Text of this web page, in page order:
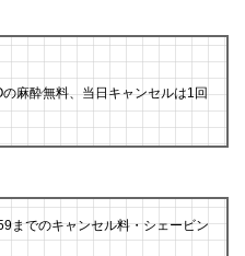
麻酔無料、当日キャンセルは1回
までのキャンセル料・シェービン